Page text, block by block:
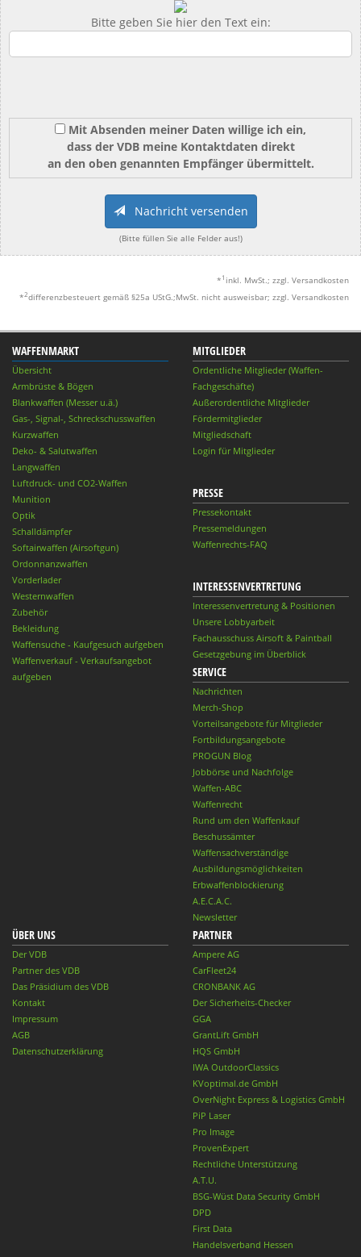
Bitte geben Sie hier den Text ein:
Mit Absenden meiner Daten willige ich ein,
dass der VDB meine Kontaktdaten direkt
an den oben genannten Empfänger übermittelt.
Nachricht versenden
(Bitte füllen Sie alle Felder aus!)
* 1 inkl. MwSt.; zzgl. Versandkosten
*2differenzbesteuert gemäß §25a UStG.;MwSt. nicht ausweisbar; zzgl. Versandkosten
WAFFENMARKT
Übersicht
Armbrüste & Bögen
Blankwaffen (Messer u.ä.)
Gas-, Signal-, Schreckschusswaffen
Kurzwaffen
Deko- & Salutwaffen
Langwaffen
Luftdruck- und CO2-Waffen
Munition
Optik
Schalldämpfer
Softairwaffen (Airsoftgun)
Ordonnanzwaffen
Vorderlader
Westernwaffen
Zubehör
Bekleidung
Waffensuche - Kaufgesuch aufgeben
Waffenverkauf - Verkaufsangebot
aufgeben
MITGLIEDER
Ordentliche Mitglieder (Waffen-
Fachgeschäfte)
Außerordentliche Mitglieder
Fördermitglieder
Mitgliedschaft
Login für Mitglieder
PRESSE
Pressekontakt
Pressemeldungen
Waffenrechts-FAQ
INTERESSENVERTRETUNG
Interessenvertretung & Positionen
Unsere Lobbyarbeit
Fachausschuss Airsoft & Paintball
Gesetzgebung im Überblick
SERVICE
Nachrichten
Merch-Shop
Vorteilsangebote für Mitglieder
Fortbildungsangebote
PROGUN Blog
Jobbörse und Nachfolge
Waffen-ABC
Waffenrecht
Rund um den Waffenkauf
Beschussämter
Waffensachverständige
Ausbildungsmöglichkeiten
Erbwaffenblockierung
A.E.C.A.C.
Newsletter
ÜBER UNS
Der VDB
Partner des VDB
Das Präsidium des VDB
Kontakt
Impressum
AGB
Datenschutzerklärung
PARTNER
Ampere AG
CarFleet24
CRONBANK AG
Der Sicherheits-Checker
GGA
GrantLift GmbH
HQS GmbH
IWA OutdoorClassics
KVoptimal.de GmbH
OverNight Express & Logistics GmbH
PiP Laser
Pro Image
ProvenExpert
Rechtliche Unterstützung
A.T.U.
BSG-Wüst Data Security GmbH
DPD
First Data
Handelsverband Hessen